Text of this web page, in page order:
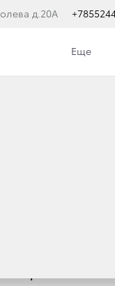
д.20А
Еще